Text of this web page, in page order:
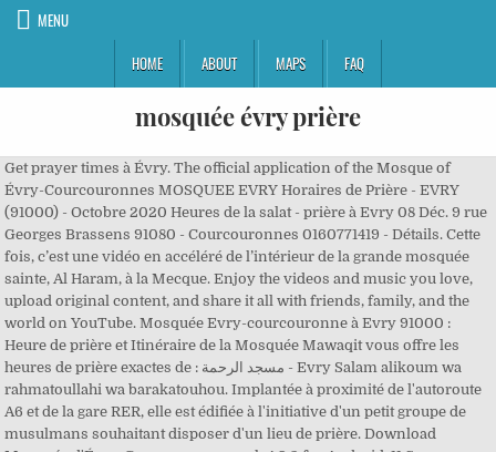
MENU
HOME
ABOUT MAPS FAQ
mosquée évry prière
Get prayer times à Évry. The official application of the Mosque of
Évry-Courcouronnes MOSQUEE EVRY Horaires de Prière - EVRY
(91000) - Octobre 2020 Heures de la salat - prière à Evry 08 Déc. 9 rue
Georges Brassens 91080 - Courcouronnes 0160771419 - Détails. Cette
fois, c’est une vidéo en accéléré de l’intérieur de la grande mosquée
sainte, Al Haram, à la Mecque. Enjoy the videos and music you love,
upload original content, and share it all with friends, family, and the
world on YouTube. Mosquée Evry-courcouronne à Evry 91000 :
Heure de prière et Itinéraire de la Mosquée Mawaqit vous offre les
heures de prière exactes de : مسجد الرحمة - Evry Salam alikoum wa
rahmatoullahi wa barakatouhou. Implantée à proximité de l'autoroute
A6 et de la gare RER, elle est édifiée à l'initiative d'un petit groupe de
musulmans souhaitant disposer d'un lieu de prière. Download